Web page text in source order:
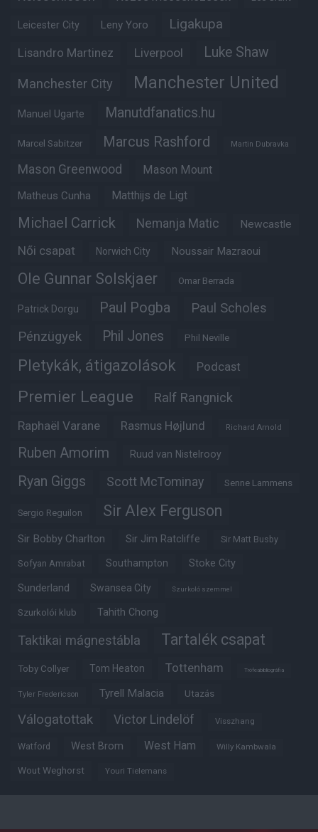
Leicester City Leny Yoro Ligakupa
Lisandro Martinez Liverpool Luke Shaw
Manchester City Manchester United
Manuel Ugarte Manutdfanatics.hu
Marcel Sabitzer Marcus Rashford Martin Dubravka
Mason Greenwood Mason Mount
Matheus Cunha Matthijs de Ligt
Michael Carrick Nemanja Matic Newcastle
Női csapat Norwich City Noussair Mazraoui
Ole Gunnar Solskjaer Omar Berrada
Patrick Dorgu Paul Pogba Paul Scholes
Pénzügyek Phil Jones Phil Neville
Pletykák, átigazolások Podcast
Premier League Ralf Rangnick
Raphaël Varane Rasmus Højlund Richard Arnold
Ruben Amorim Ruud van Nistelrooy
Ryan Giggs Scott McTominay Senne Lammens
Sergio Reguilon Sir Alex Ferguson
Sir Bobby Charlton Sir Jim Ratcliffe Sir Matt Busby
Sofyan Amrabat Southampton Stoke City
Sunderland Swansea City Szurkoló szemmel
Szurkolói klub Tahith Chong
Taktikai mágnestábla Tartalék csapat
Toby Collyer Tom Heaton Tottenham Trófeabibliográfia
Tyler Fredericson Tyrell Malacia Utazás
Válogatottak Victor Lindelöf Visszhang
Watford West Brom West Ham Willy Kambwala
Wout Weghorst Youri Tielemans